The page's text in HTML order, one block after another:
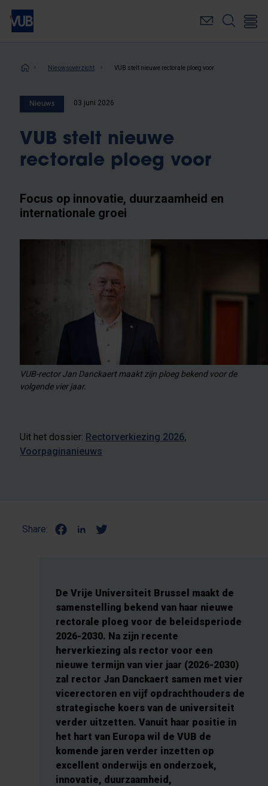
Overslaan
naar
inhoudKruimelpad
Nieuwsoverzicht VUB stelt nieuwe rectorale ploeg voor
Nieuws 03 juni 2026
VUB stelt nieuwe
rectorale ploeg voor
Focus op innovatie, duurzaamheid en
internationale groei
VUB-rector Jan Danckaert maakt zijn ploeg bekend voor de
volgende vier jaar.
Uit het dossier: Rectorverkiezing 2026
Voorpaginanieuws
Share:
De Vrije Universiteit Brussel maakt de
samenstelling bekend van haar nieuwe
rectorale ploeg voor de beleidsperiode
2026-2030. Na zijn recente
herverkiezing als rector voor een
nieuwe termijn van vier jaar (2026-2030)
zal rector Jan Danckaert samen met vier
vicerectoren en vijf opdrachthouders de
strategische koers van de universiteit
verder uitzetten. Vanuit haar positie in
het hart van Europa wil de VUB de
komende jaren verder inzetten op
excellent onderwijs en onderzoek,
innovatie, duurzaamheid,